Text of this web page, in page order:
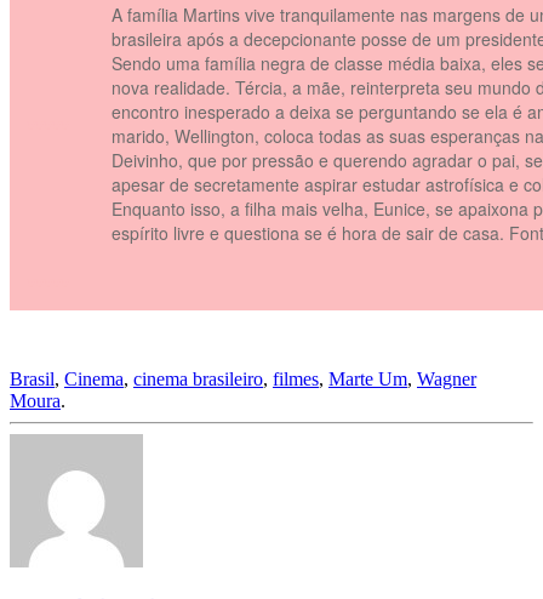
A família Martins vive tranquilamente nas margens de
brasileira após a decepcionante posse de um
Sendo uma família negra de classe média baixa, eles
nova realidade. Tércia, a mãe, reinterpreta seu mundo
encontro inesperado a deixa se perguntando se ela é
marido, Wellington, coloca todas as suas esperanças
Deivinho, que por pressão e querendo agradar o pai,
apesar de secretamente aspirar estudar astrofísica e
Enquanto isso, a filha mais velha, Eunice, se apaixona
espírito livre e questiona se é hora de sair de casa.
Brasil, Cinema, cinema brasileiro, filmes, Marte Um, Wagner
Moura.